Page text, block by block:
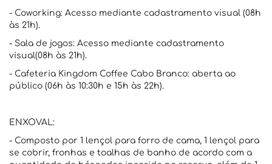
- Coworking: Acesso mediante cadastramento visual (08h
às 21h).
- Sala de jogos: Acesso mediante cadastramento
visual(08h às 21h).
- Cafeteria Kingdom Coffee Cabo Branco: aberta ao
público (06h às 10:30h e 15h às 22h).
ENXOVAL:
- Composto por 1 lençol para forro de cama, 1 lençol para
se cobrir, fronhas e toalhas de banho de acordo com a